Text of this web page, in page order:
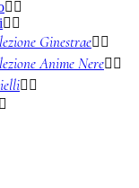
Ginestrae
Anime Nere